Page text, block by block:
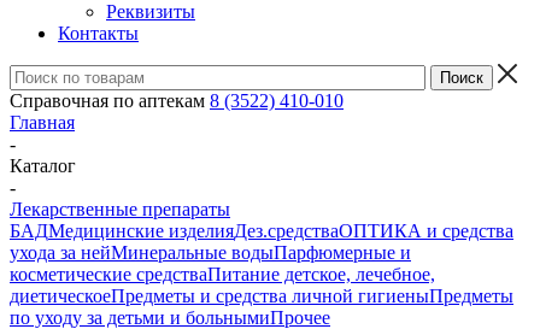
Реквизиты
Контакты
Справочная по аптекам 8 (3522) 410-010
Главная
-
Каталог
-
Лекарственные препараты
БАДМедицинские изделияДез.средстваОПТИКА и средства
ухода за нейМинеральные водыПарфюмерные и
косметические средстваПитание детское, лечебное,
диетическоеПредметы и средства личной гигиеныПредметы
по уходу за детьми и больнымиПрочее